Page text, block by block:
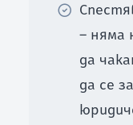
– няма
да
да се